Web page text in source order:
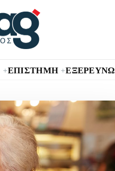
+ΕΠΙΣΤΗΜΗ +ΕΞΕΡΕΥΝΩ